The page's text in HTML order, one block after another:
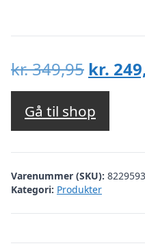
kr.349,95 Den
pris
var:
kr.
kr.
Gå til shop
Varenummer (SKU):
Kategori: Produkter